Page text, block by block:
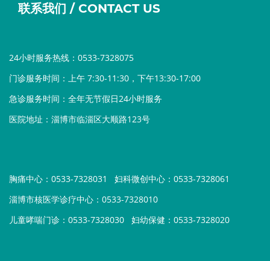
联系我们 / CONTACT US
24小时服务热线：0533-7328075
门诊服务时间：上午 7:30-11:30，下午13:30-17:00
急诊服务时间：全年无节假日24小时服务
医院地址：淄博市临淄区大顺路123号
胸痛中心：0533-7328031
妇科微创中心：0533-7328061
淄博市核医学诊疗中心：0533-7328010
儿童哮喘门诊：0533-7328030
妇幼保健：0533-7328020